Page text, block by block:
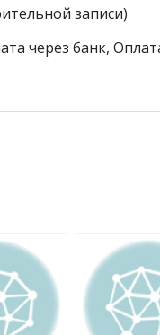
записи)
через банк,